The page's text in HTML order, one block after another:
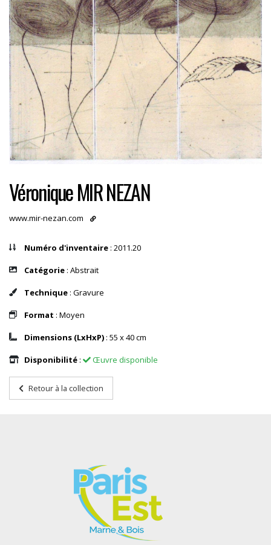
Véronique MIR NEZAN
www.mir-nezan.com
Numéro d'inventaire : 2011.20
Catégorie : Abstrait
Technique : Gravure
Format : Moyen
Dimensions (LxHxP) : 55 x 40 cm
Disponibilité : Œuvre disponible
Retour à la collection